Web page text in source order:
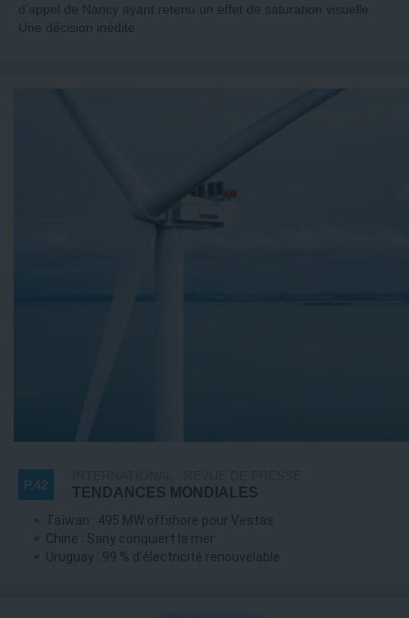
d’appel de Nancy ayant retenu un effet de saturation visuelle.
Une décision inédite.
P.42 TENDANCES MONDIALES
Taïwan : 495 MW offshore pour Vestas
Chine : Sany conquiert la mer
Uruguay : 99 % d’électricité renouvelable